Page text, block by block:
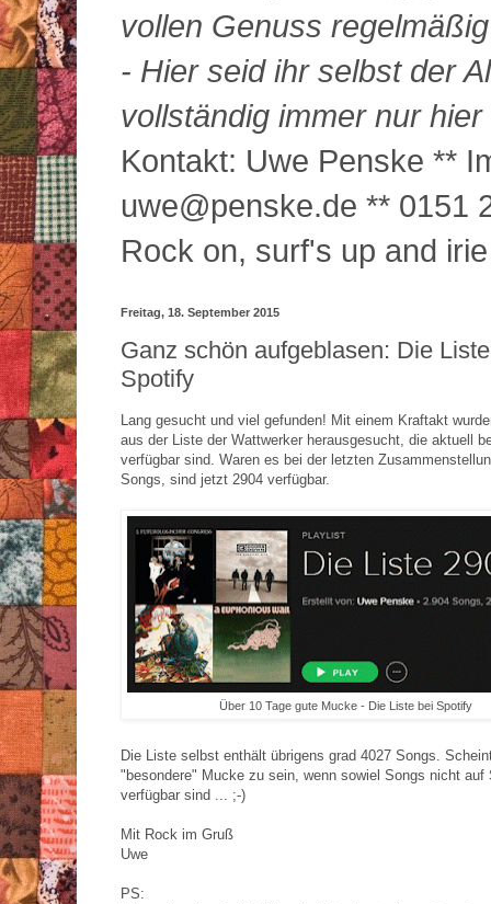
vollen Genuss
- Hier seid ihr selbst der
vollständig immer nur
Kontakt: Uwe Penske **
uwe@penske.de ** 0151
Rock on, surf's up and
Freitag, 18. September 2015
Ganz schön aufgeblasen: Die
Spotify
Lang gesucht und viel gefunden! Mit einem Kraftakt
aus der Liste der Wattwerker herausgesucht, die aktuell
verfügbar sind. Waren es bei der letzten
Songs, sind jetzt 2904 verfügbar.
Über 10 Tage gute Mucke - Die Liste bei Spotify
Die Liste selbst enthält übrigens grad 4027 Songs.
"besondere" Mucke zu sein, wenn sowiel Songs nicht auf
verfügbar sind ... ;-)
Mit Rock im Gruß
Uwe
PS: